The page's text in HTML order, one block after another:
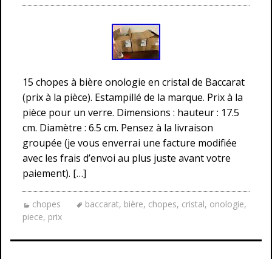
15 chopes à bière onologie en cristal de Baccarat
(prix à la pièce). Estampillé de la marque. Prix à la
pièce pour un verre. Dimensions : hauteur : 17.5
cm. Diamètre : 6.5 cm. Pensez à la livraison
groupée (je vous enverrai une facture modifiée
avec les frais d’envoi au plus juste avant votre
paiement). […]
chopes baccarat, bière, chopes, cristal, onologie,
piece, prix